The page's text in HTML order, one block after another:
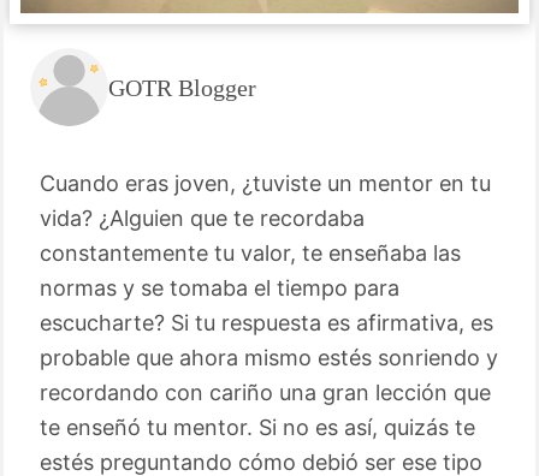
GOTR Blogger
Cuando eras joven, ¿tuviste un mentor en tu
vida? ¿Alguien que te recordaba
constantemente tu valor, te enseñaba las
normas y se tomaba el tiempo para
escucharte? Si tu respuesta es afirmativa, es
probable que ahora mismo estés sonriendo y
recordando con cariño una gran lección que
te enseñó tu mentor. Si no es así, quizás te
estés preguntando cómo debió ser ese tipo